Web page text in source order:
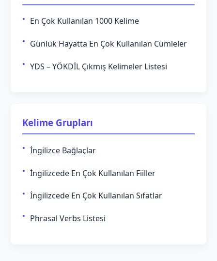
En Çok Kullanılan 1000 Kelime
Günlük Hayatta En Çok Kullanılan Cümleler
YDS – YÖKDİL Çıkmış Kelimeler Listesi
Kelime Grupları
İngilizce Bağlaçlar
İngilizcede En Çok Kullanılan Fiiller
İngilizcede En Çok Kullanılan Sıfatlar
Phrasal Verbs Listesi